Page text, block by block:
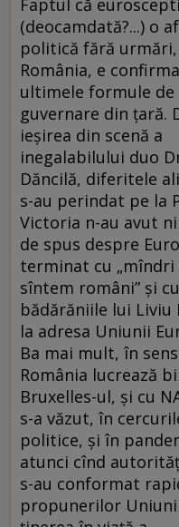
(deocamdată?...) o
politică fără
România, e
ultimele formule de
guvernare din țară.
ieșirea din scenă a
inegalabilului duo
Dăncilă, diferitele
s-au perindat pe la
Victoria n-au avut
de spus despre
terminat cu „mîndri
sîntem români” și cu
bădărăniile lui Liviu
la adresa Uniunii
Ba mai mult, în
România lucrează
Bruxelles-ul, și cu
s-a văzut, în
politice, și în
atunci cînd
s-au conformat
propunerilor